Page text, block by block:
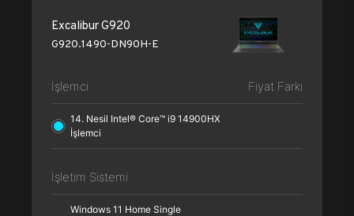
Excalibur G920
G920.1490-DN90H-E
İşlemci Fiyat Farkı
14. Nesil Intel® Core™ i9 14900HX
İşlemci
İşletim Sistemi
Windows 11 Home Single